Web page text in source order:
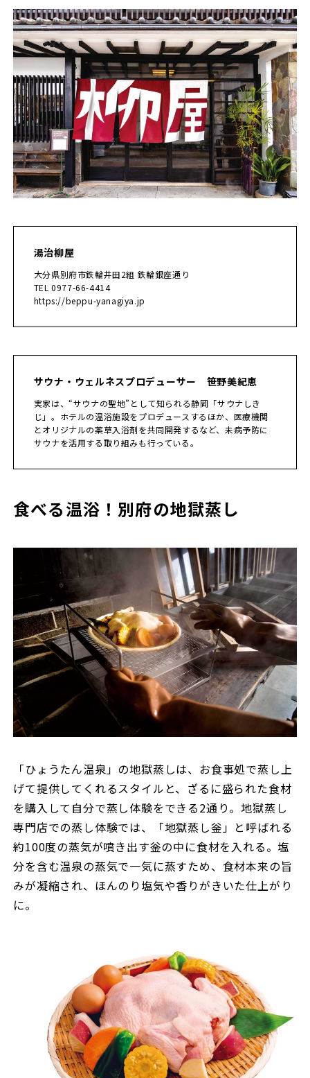
湯治柳屋
大分県別府市鉄輪井田2組 鉄輪銀座通り
TEL 0977-66-4414
https://beppu-yanagiya.jp
サウナ・ウェルネスプロデューサー 笹野美紀恵
実家は、“サウナの聖地”として知られる静岡「サウナしき
じ」。ホテルの温浴施設をプロデュースするほか、医療機関
とオリジナルの薬草入浴剤を共同開発するなど、未病予防に
サウナを活用する取り組みも行っている。
食べる温浴！別府の地獄蒸し
「ひょうたん温泉」の地獄蒸しは、お食事処で蒸し上
げて提供してくれるスタイルと、ざるに盛られた食材
を購入して自分で蒸し体験をできる2通り。地獄蒸し
専門店での蒸し体験では、「地獄蒸し釡」と呼ばれる
約100度の蒸気が噴き出す釡の中に食材を入れる。塩
分を含む温泉の蒸気で一気に蒸すため、食材本来の旨
みが凝縮され、ほんのり塩気や香りがきいた仕上がり
に。